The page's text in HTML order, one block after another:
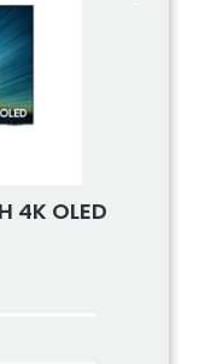
4K OLED